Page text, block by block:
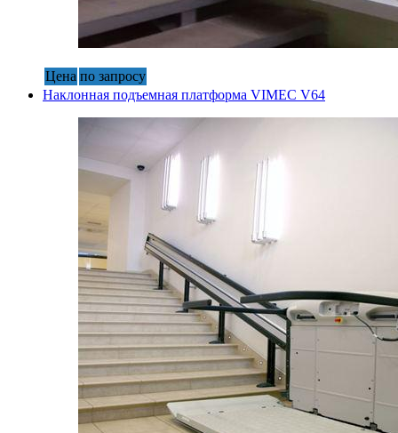
Цена по запросу
Наклонная подъемная платформа VIMEC V64